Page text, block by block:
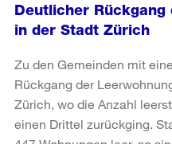
Deutlicher Rückgang
in der Stadt Zürich
Zu den Gemeinden mit
Rückgang der
Zürich, wo die Anzahl
einen Drittel zurückging.